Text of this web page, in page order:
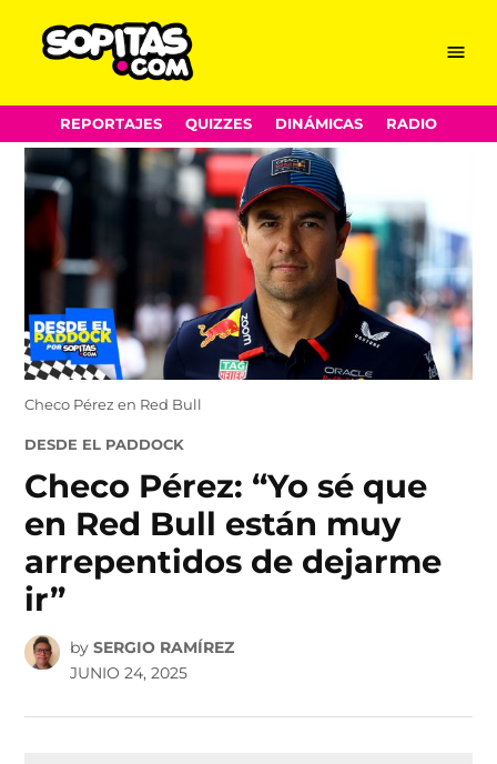
Skip
to
content
Menu
REPORTAJES QUIZZES DINÁMICAS RADIO
Checo Pérez en Red Bull
POSTED
DESDE EL PADDOCK
Checo Pérez: “Yo sé que
en Red Bull están muy
arrepentidos de dejarme
ir”
by SERGIO RAMÍREZ
JUNIO 24, 2025